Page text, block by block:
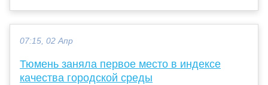
07:15, 02 Апр
Тюмень заняла первое место в индексе
качества городской среды